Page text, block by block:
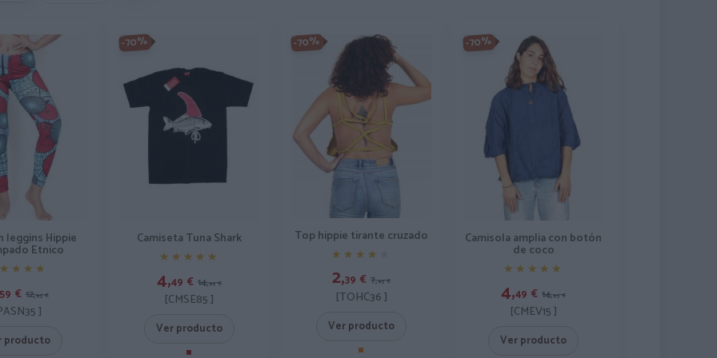
leggins Hippie
Etnico
59 € 12,95 €
]
producto
-70%
Camiseta Tuna Shark
★★★★★
★★★★★
4,49 € 14,95 €
[CMSE85 ]
Ver producto
-70%
Top hippie tirante cruzado
★★★★★
★★★★★
2,39 € 7,95 €
[TOHC36 ]
Ver producto
-70%
Camisola amplia con botón
de coco
★★★★★
★★★★★
4,49 € 14,95 €
[CMEV15 ]
Ver producto